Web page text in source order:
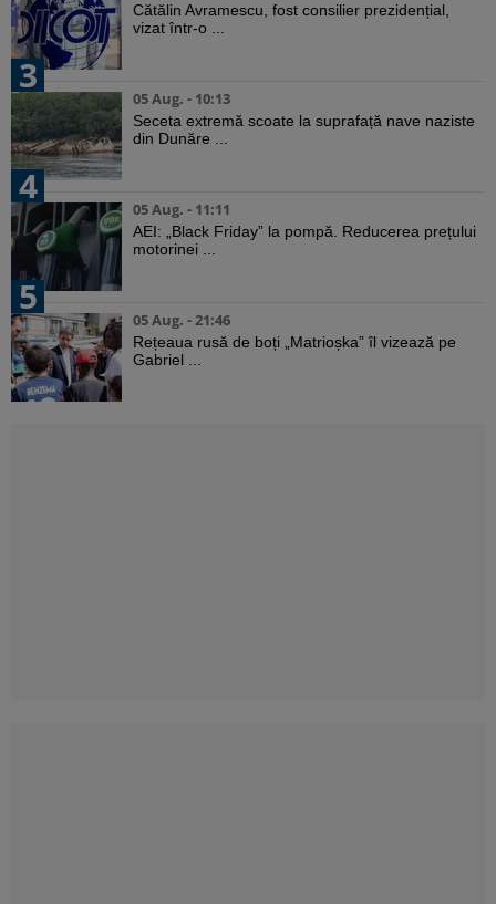
Cătălin Avramescu, fost consilier prezidențial,
vizat într-o ...
3
05 Aug. - 10:13
Seceta extremă scoate la suprafață nave naziste
din Dunăre ...
4
05 Aug. - 11:11
AEI: „Black Friday” la pompă. Reducerea prețului
motorinei ...
5
05 Aug. - 21:46
Rețeaua rusă de boți „Matrioșka” îl vizează pe
Gabriel ...